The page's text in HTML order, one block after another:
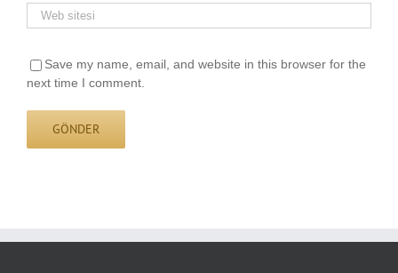
Save my name, email, and website in this browser for the
next time I comment.